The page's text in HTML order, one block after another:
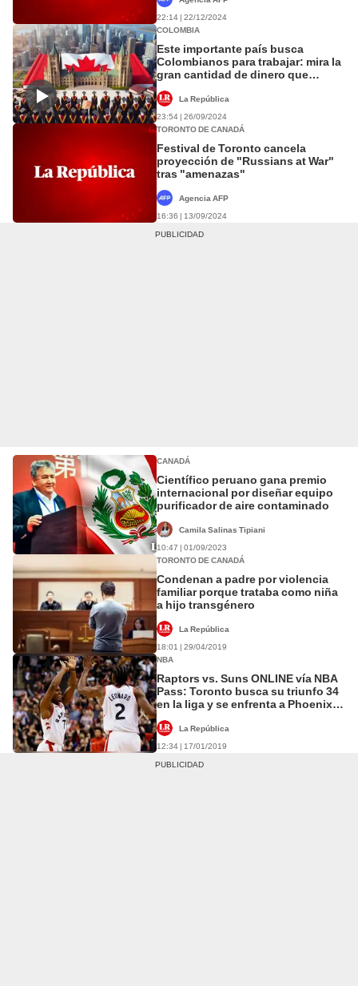
22:14 | 22/12/2024
COLOMBIA
Este importante país busca
Colombianos para trabajar: mira la
gran cantidad de dinero que
La República
23:54 | 26/09/2024
TORONTO DE CANADÁ
Festival de Toronto cancela
proyección de "Russians at War"
tras "amenazas"
Agencia AFP
16:36 | 13/09/2024
CANADÁ
Científico peruano gana premio
internacional por diseñar equipo
purificador de aire contaminado
Camila Salinas Tipiani
10:47 | 01/09/2023
TORONTO DE CANADÁ
Condenan a padre por violencia
familiar porque trataba como niña
a hijo transgénero
La República
18:01 | 29/04/2019
NBA
Raptors vs. Suns ONLINE vía NBA
Pass: Toronto busca su triunfo 34
en la liga y se enfrenta a Phoenix
La República
12:34 | 17/01/2019